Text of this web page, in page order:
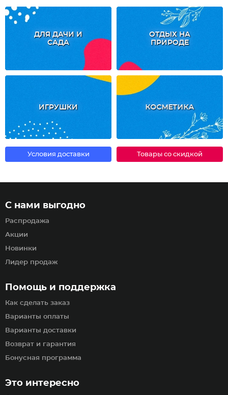
ДЛЯ ДАЧИ И
САДА
ОТДЫХ НА
ПРИРОДЕ
ИГРУШКИ КОСМЕТИКА
Условия доставки Товары со скидкой
Помощь и поддержка
Как сделать заказ
Варианты оплаты
Варианты доставки
Возврат и гарантия
Бонусная программа
С нами выгодно
Распродажа
Акции
Новинки
Лидер продаж
Это интересно